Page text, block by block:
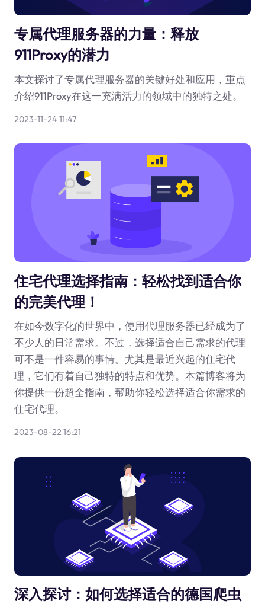
专属代理服务器的力量：释放
911Proxy的潜力
本文探讨了专属代理服务器的关键好处和应用，重点
介绍911Proxy在这一充满活力的领域中的独特之处。
2023-11-24 11:47
住宅代理选择指南：轻松找到适合你
的完美代理！
在如今数字化的世界中，使用代理服务器已经成为了
不少人的日常需求。不过，选择适合自己需求的代理
可不是一件容易的事情。尤其是最近兴起的住宅代
理，它们有着自己独特的特点和优势。本篇博客将为
你提供一份超全指南，帮助你轻松选择适合你需求的
住宅代理。
2023-08-22 16:21
深入探讨：如何选择适合的德国爬虫